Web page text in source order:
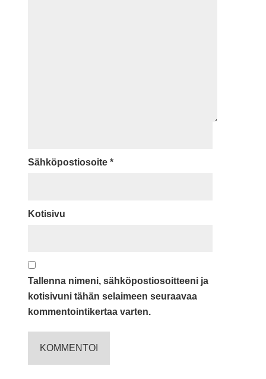
Sähköpostiosoite *
Kotisivu
Tallenna nimeni, sähköpostiosoitteeni ja
kotisivuni tähän selaimeen seuraavaa
kommentointikertaa varten.